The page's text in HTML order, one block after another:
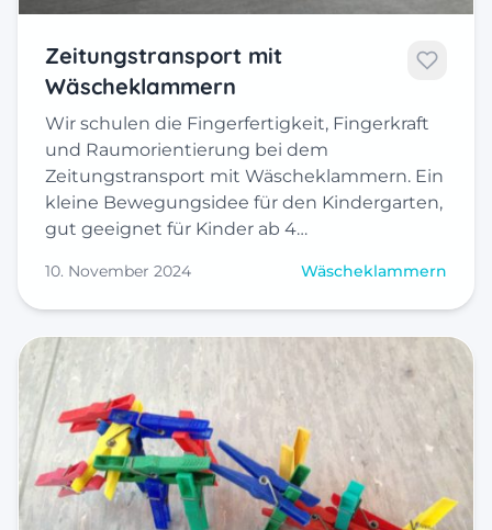
Zeitungstransport mit
Wäscheklammern
Wir schulen die Fingerfertigkeit, Fingerkraft
und Raumorientierung bei dem
Zeitungstransport mit Wäscheklammern. Ein
kleine Bewegungsidee für den Kindergarten,
gut geeignet für Kinder ab 4…
10. November 2024 Wäscheklammern